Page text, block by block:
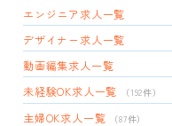
エンジニア求人一覧
デザイナー求人一覧
動画編集求人一覧
未経験OK求人一覧
（192件）
主婦OK求人一覧 （87件）